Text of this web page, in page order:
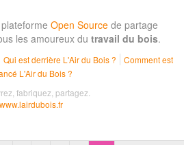
Open Source de partage
les amoureux du travail du bois.
Qui est derrière L'Air du Bois ?
Comment est
L'Air du Bois ?
fabriquez, partagez.
www.lairdubois.fr